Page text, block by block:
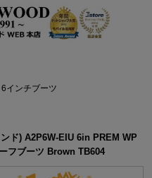
6インチブーツ
ド) A2P6W-EIU 6in PREM WP
フブーツ Brown TB604